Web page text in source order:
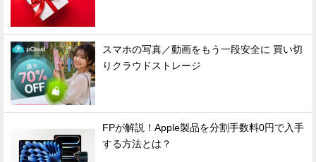
スマホの写真／動画をもう一段安全に 買い切
りクラウドストレージ
FPが解説！Apple製品を分割手数料0円で入手
する方法とは？